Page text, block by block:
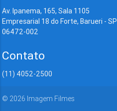
Av. Ipanema, 165, Sala 1105
Empresarial 18 do Forte, Barueri - SP
06472-002
Contato
(11) 4052-2500
© 2026 Imagem Filmes